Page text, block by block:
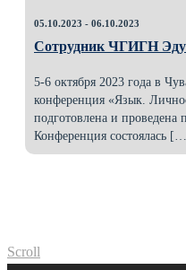
05.10.2023 - 06.10.2023
Сотрудник ЧГИГН
5-6 октября 2023 года в
конференция «Язык.
подготовлена и проведена
Конференция состоялась
Scroll